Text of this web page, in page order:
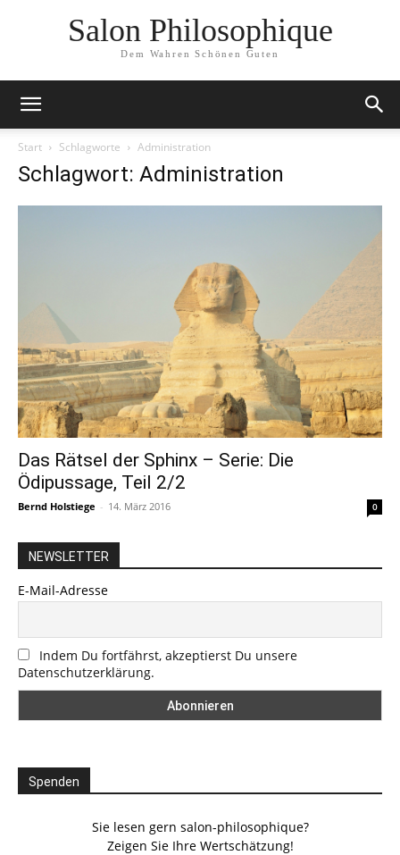
Salon Philosophique
Dem Wahren Schönen Guten
Start Schlagworte Administration
Schlagwort: Administration
Das Rätsel der Sphinx – Serie: Die
Ödipussage, Teil 2/2
Bernd Holstiege - 14. März 2016 0
NEWSLETTER
E-Mail-Adresse
Indem Du fortfährst, akzeptierst Du unsere
Datenschutzerklärung.
Spenden
Sie lesen gern salon-philosophique?
Zeigen Sie Ihre Wertschätzung!